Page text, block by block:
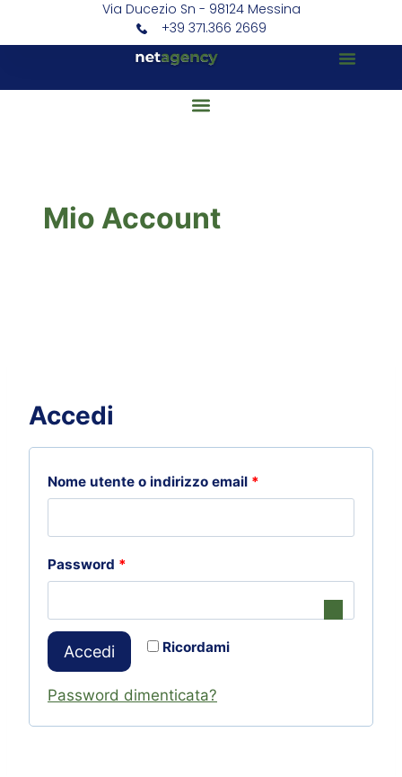
Via Ducezio Sn - 98124 Messina
+39 371.366 2669
Mio Account
Accedi
Nome utente o indirizzo email *
Password *
Ricordami
Accedi
Password dimenticata?